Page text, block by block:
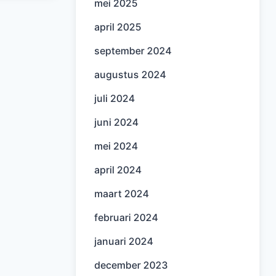
mei 2025
april 2025
september 2024
augustus 2024
juli 2024
juni 2024
mei 2024
april 2024
maart 2024
februari 2024
januari 2024
december 2023